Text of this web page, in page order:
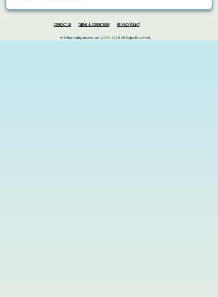
CONTACT US TERMS & CONDITIONS PRIVACY POLICY
© Online-dating-ukraine.com, 2006 - 2026. All Rights Reserved.